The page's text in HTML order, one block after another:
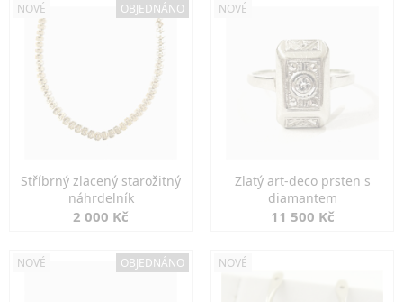
NOVÉ OBJEDNÁNO
Stříbrný zlacený starožitný
náhrdelník
2 000 Kč
NOVÉ
Zlatý art-deco prsten s
diamantem
11 500 Kč
NOVÉ OBJEDNÁNO NOVÉ